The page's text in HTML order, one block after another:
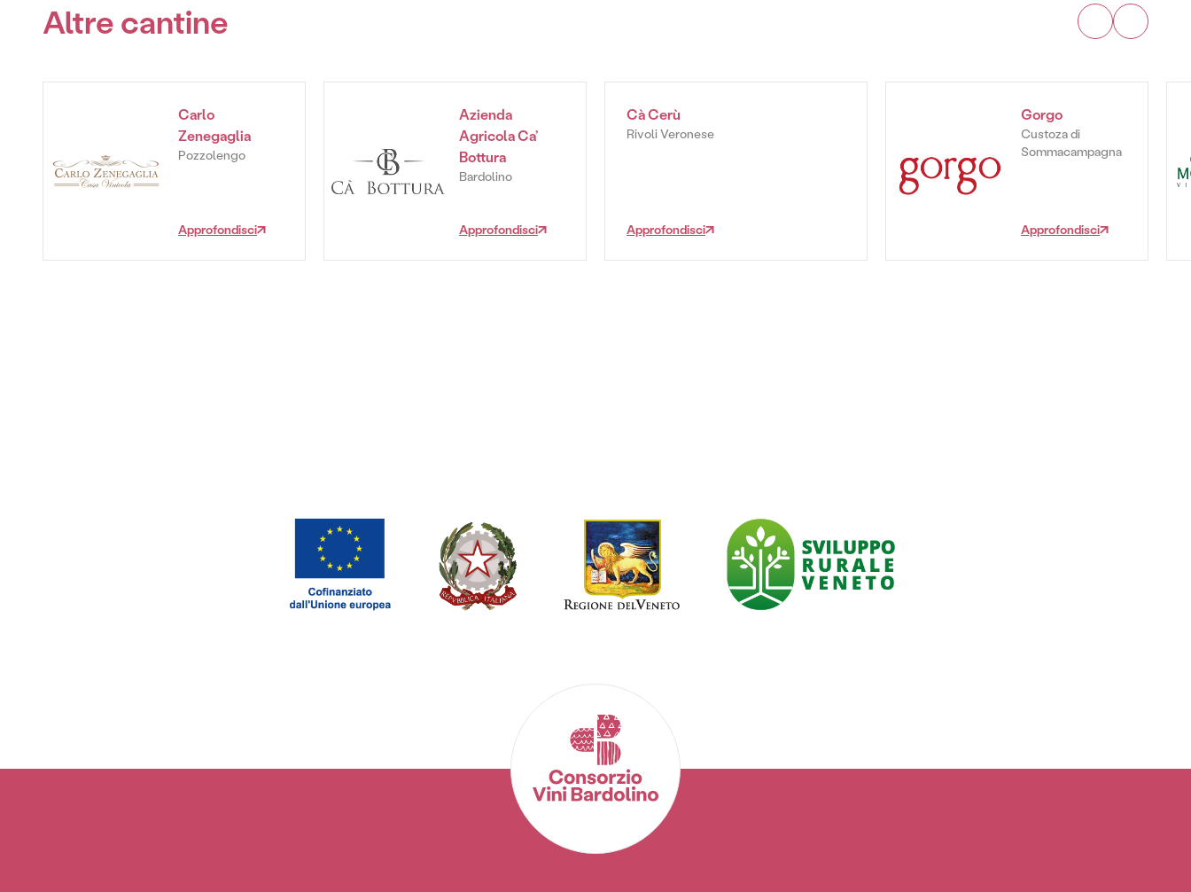
Altre cantine
Carlo
Zenegaglia
Pozzolengo
Approfondisci
Azienda
Agricola Ca’
Bottura
Bardolino
Approfondisci
Cà Cerù
Rivoli Veronese
Approfondisci
Gorgo
Custoza di
Sommacampagna
Approfondisci